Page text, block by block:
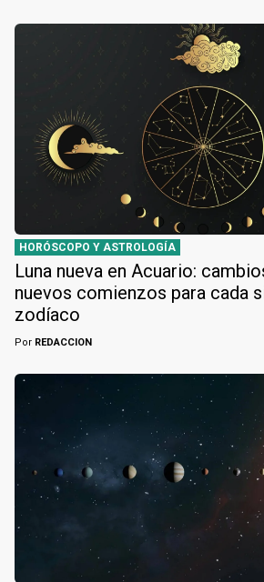
HORÓSCOPO Y ASTROLOGÍA
Luna nueva en Acuario:
nuevos comienzos para cada
zodíaco
Por REDACCION